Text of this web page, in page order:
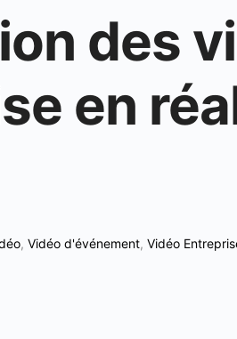
des
en
, Vidéo d'événement, Vidéo